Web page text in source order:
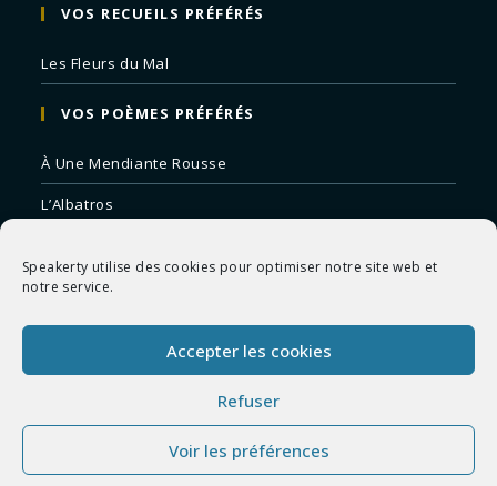
Speakerty utilise des cookies pour optimiser notre site web et
notre service.
Accepter les cookies
Refuser
Voir les préférences
VOS RECUEILS PRÉFÉRÉS
Les Fleurs du Mal
VOS POÈMES PRÉFÉRÉS
À Une Mendiante Rousse
L’Albatros
Remords Posthume
La Mort des Artistes
Copyright 2026 - Speakerty